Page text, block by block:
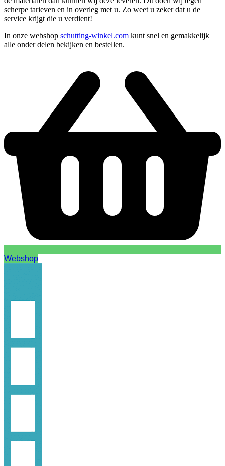
scherpe tarieven en in overleg met u. Zo weet u zeker dat u de
service krijgt die u verdient!
In onze webshop schutting-winkel.com kunt snel en gemakkelijk
alle onder delen bekijken en bestellen.
Webshop